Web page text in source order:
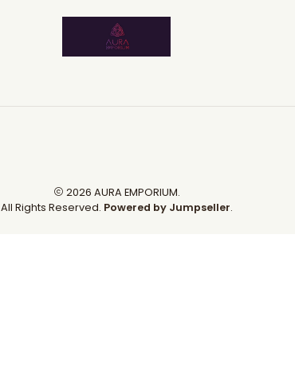
2026 AURA EMPORIUM.
All Rights Reserved. Powered by Jumpseller.